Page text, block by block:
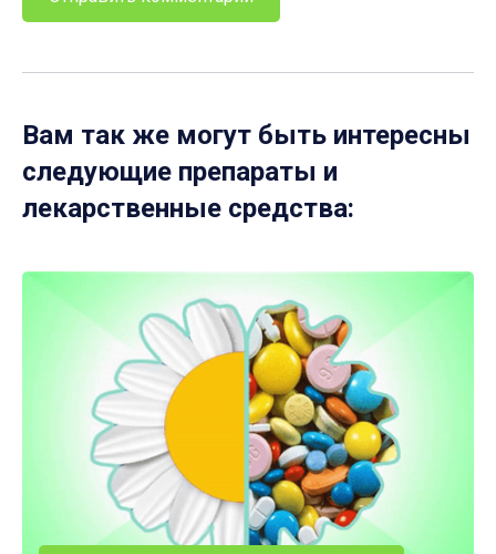
Вам так же могут быть интересны
следующие препараты и
лекарственные средства: